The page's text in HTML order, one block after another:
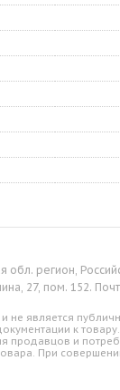
обл. регион,
27, пом. 152.
является
к
и
При